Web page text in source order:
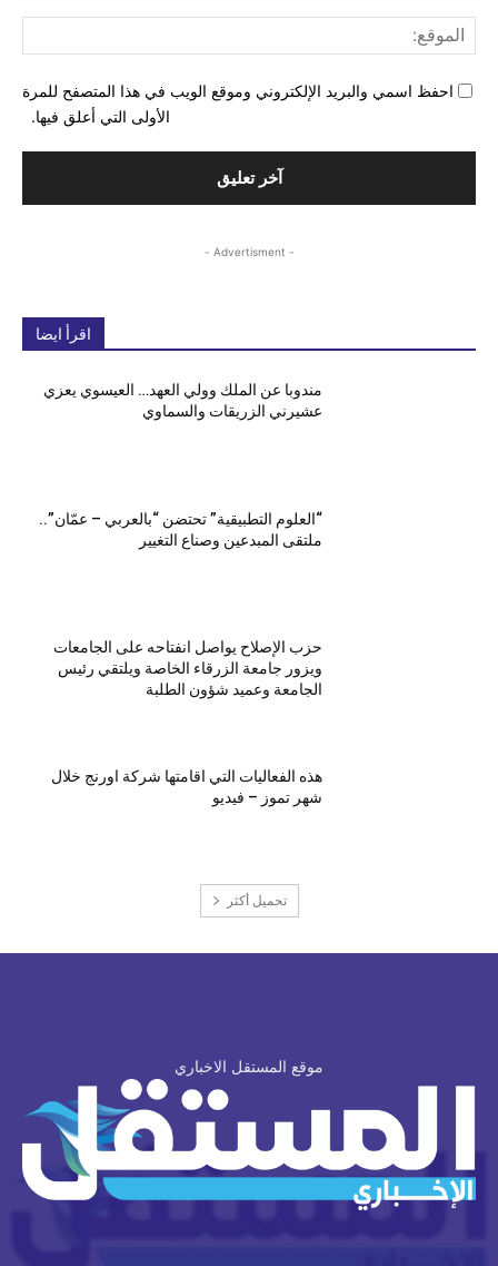
احفظ اسمي والبريد الإلكتروني وموقع الويب في هذا المتصفح للمرة
الأولى التي أعلق فيها.
- Advertisment -
اقرأ ايضا
مندوبا عن الملك وولي العهد… العيسوي يعزي
عشيرني الزريقات والسماوي
“العلوم التطبيقية” تحتضن “بالعربي – عمّان”..
ملتقى المبدعين وصناع التغيير
حزب الإصلاح يواصل انفتاحه على الجامعات
ويزور جامعة الزرقاء الخاصة ويلتقي رئيس
الجامعة وعميد شؤون الطلبة
هذه الفعاليات التي اقامتها شركة اورنج خلال
شهر تموز – فيديو
تحميل أكثر
موقع المستقل الاخباري